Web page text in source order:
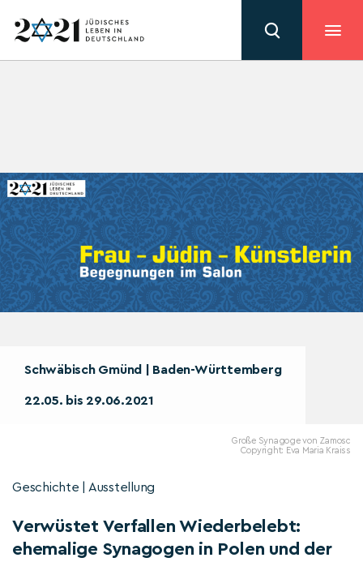
Schwäbisch Gmünd | Baden-Württemberg
22.05. bis 29.06.2021
Große Synagoge von Zamosc
Copyright: Eva Maria Kraiss
Geschichte | Ausstellung
Verwüstet Verfallen Wiederbelebt:
ehemalige Synagogen in Polen und der